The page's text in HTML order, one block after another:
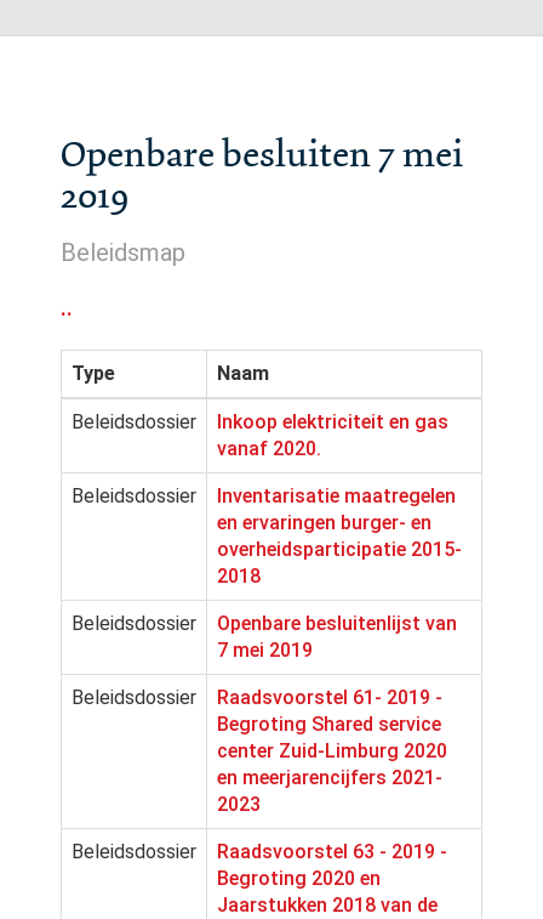
Openbare besluiten 7 mei
2019
Beleidsmap
..
Type Naam
Beleidsdossier
Inkoop elektriciteit en gas
vanaf 2020.
Beleidsdossier
Inventarisatie maatregelen
en ervaringen burger- en
overheidsparticipatie 2015-
2018
Beleidsdossier
Openbare besluitenlijst van
7 mei 2019
Beleidsdossier
Raadsvoorstel 61- 2019 -
Begroting Shared service
center Zuid-Limburg 2020
en meerjarencijfers 2021-
2023
Beleidsdossier
Raadsvoorstel 63 - 2019 -
Begroting 2020 en
Jaarstukken 2018 van de